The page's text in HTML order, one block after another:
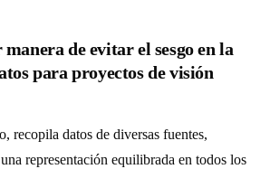
de evitar el sesgo en la
para proyectos de visión
recopila datos de diversas fuentes,
representación equilibrada en todos los